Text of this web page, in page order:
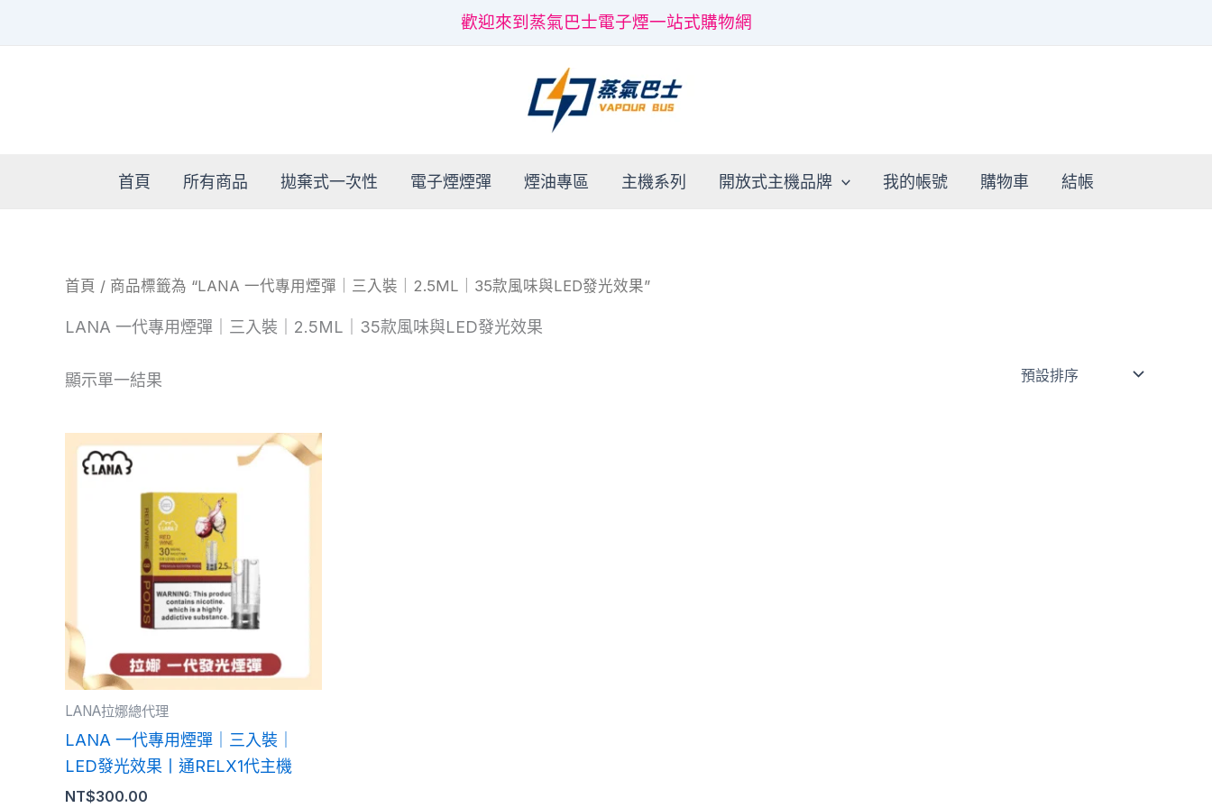
歡迎來到蒸氣巴士電子煙一站式購物網
首頁 所有商品 拋棄式一次性 電子煙煙彈 煙油專區 主機系列 開放式主機品牌 我的帳號 購物車 結帳
首頁 / 商品標籤為 “LANA 一代專用煙彈｜三入裝｜2.5ML｜35款風味與LED發光效果”
LANA 一代專用煙彈｜三入裝｜2.5ML｜35款風味與LED發光效果
顯示單一結果
LANA拉娜總代理
LANA 一代專用煙彈｜三入裝｜
LED發光效果丨通RELX1代主機
NT$300.00
此
品
有
多
種
款
式。
可
在
品
頁